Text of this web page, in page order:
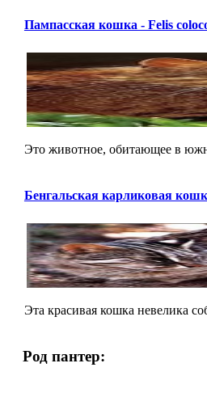
Пампасская кошка - Felis
Это животное, обитающее в
Бенгальская карликовая
Эта красивая кошка невелика
Род пантер: